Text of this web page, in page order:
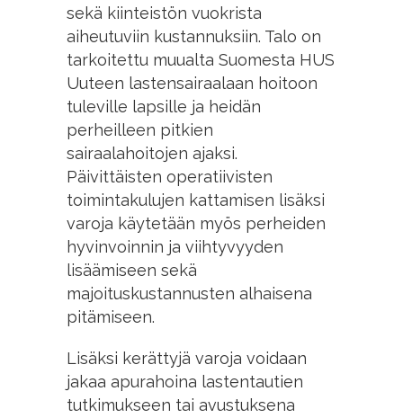
sekä kiinteistön vuokrista
aiheutuviin kustannuksiin. Talo on
tarkoitettu muualta Suomesta HUS
Uuteen lastensairaalaan hoitoon
tuleville lapsille ja heidän
perheilleen pitkien
sairaalahoitojen ajaksi.
Päivittäisten operatiivisten
toimintakulujen kattamisen lisäksi
varoja käytetään myös perheiden
hyvinvoinnin ja viihtyvyyden
lisäämiseen sekä
majoituskustannusten alhaisena
pitämiseen.
Lisäksi kerättyjä varoja voidaan
jakaa apurahoina lastentautien
tutkimukseen tai avustuksena